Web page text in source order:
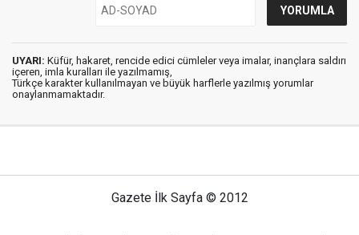
UYARI: Küfür, hakaret, rencide edici cümleler veya imalar, inançlara saldırı
içeren, imla kuralları ile yazılmamış,
Türkçe karakter kullanılmayan ve büyük harflerle yazılmış yorumlar
onaylanmamaktadır.
Gazete İlk Sayfa © 2012